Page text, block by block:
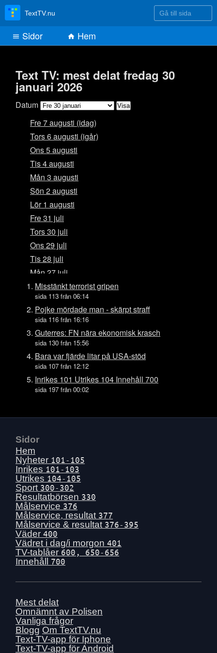
Text TV: mest delat fredag 30
januari 2026
Datum
Fre 7 augusti (idag)
Tors 6 augusti (igår)
Ons 5 augusti
Tis 4 augusti
Mån 3 augusti
Sön 2 augusti
Lör 1 augusti
Fre 31 juli
Tors 30 juli
Ons 29 juli
Tis 28 juli
Mån 27 juli
Sön 26 juli
Lör 25 juli
Fre 24 juli
Ons 22 juli
Tis 21 juli
Mån 20 juli
Sön 19 juli
Lör 18 juli
Ons 15 juli
Tis 14 juli
Mån 13 juli
Sön 12 juli
Lör 11 juli
Fre 10 juli
Tors 9 juli
Ons 8 juli
Tis 7 juli
Mån 6 juli
Lör 4 juli
Fre 3 juli
Tors 2 juli
Ons 1 juli
Tis 30 juni
Misstänkt terrorist gripen
sida 113 från 06:14
Pojke mördade man - skärpt straff
sida 116 från 16:16
Guterres: FN nära ekonomisk krasch
sida 130 från 15:56
Bara var fjärde litar på USA-stöd
sida 107 från 12:12
Inrikes 101 Utrikes 104 Innehåll 700
sida 197 från 00:02
TextTV.nu Gå till sida
Sidor Hem
Sidor
Hem
Nyheter 101-105
Inrikes 101-103
Utrikes 104-105
Sport 300-302
Resultatbörsen 330
Målservice 376
Målservice, resultat 377
Målservice & resultat 376-395
Väder 400
Vädret i dag/i morgon 401
TV-tablåer 600, 650-656
Innehåll 700
Mest delat
Omnämnt av Polisen
Vanliga frågor
Blogg Om TextTV.nu
Text-TV-app för Iphone
Text-TV-app för Android